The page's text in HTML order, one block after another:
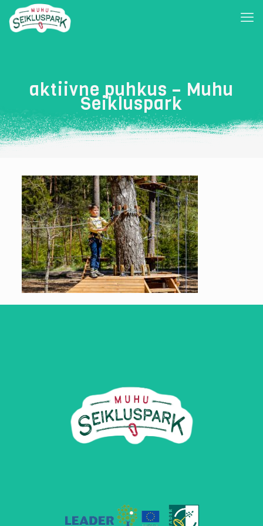
aktiivne puhkus – Muhu
Seikluspark